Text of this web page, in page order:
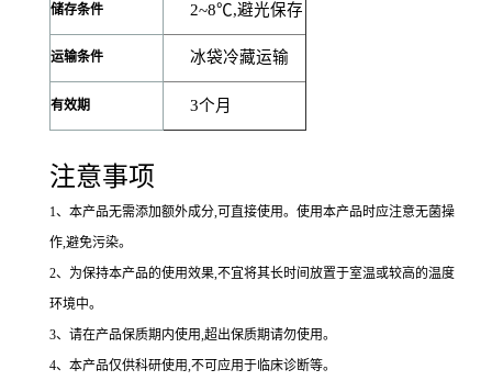
储存条件 2~8℃,避光保存
运输条件 冰袋冷藏运输
有效期 3个月
注意事项
1、本产品无需添加额外成分,可直接使用。使用本产品时应注意无菌操
作,避免污染。
2、为保持本产品的使用效果,不宜将其长时间放置于室温或较高的温度
环境中。
3、请在产品保质期内使用,超出保质期请勿使用。
4、本产品仅供科研使用,不可应用于临床诊断等。